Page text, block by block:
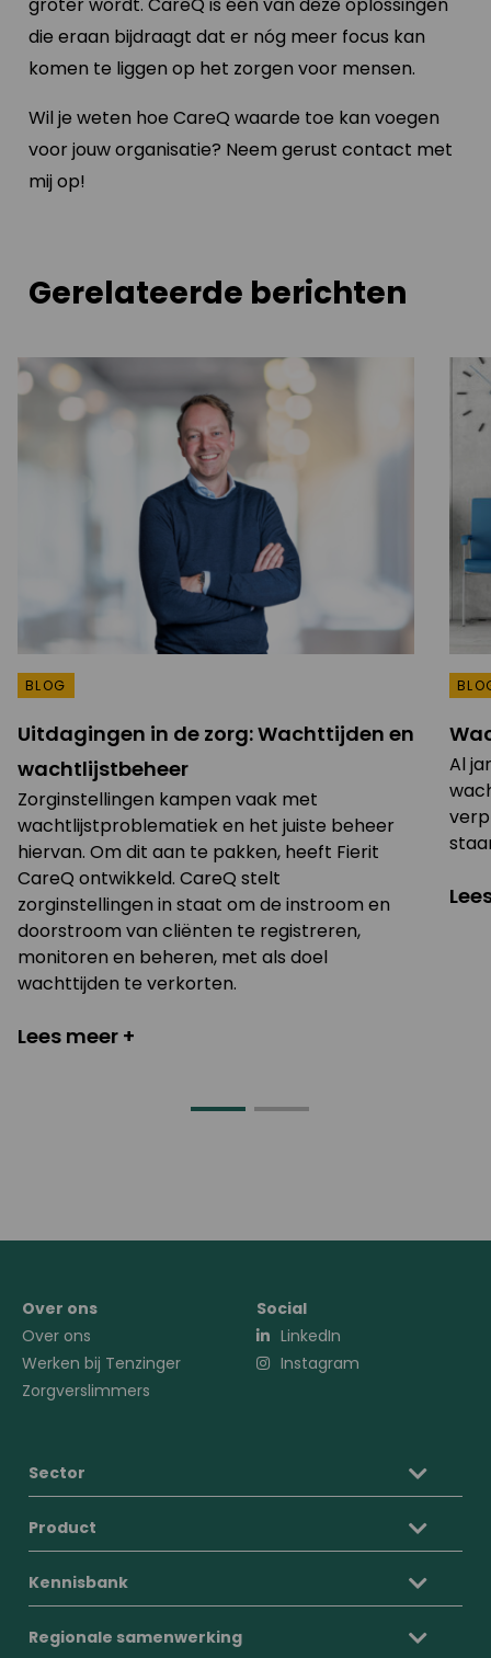
die eraan bijdraagt dat er nóg meer focus kan
komen te liggen op het zorgen voor mensen.
Wil je weten hoe CareQ waarde toe kan voegen
voor jouw organisatie? Neem gerust contact met
mij op!
Gerelateerde berichten
BLOG
Uitdagingen in de zorg: Wachttijden en
wachtlijstbeheer
Zorginstellingen kampen vaak met
wachtlijstproblematiek en het juiste beheer
hiervan. Om dit aan te pakken, heeft Fierit
CareQ ontwikkeld. CareQ stelt
zorginstellingen in staat om de instroom en
doorstroom van cliënten te registreren,
monitoren en beheren, met als doel
wachttijden te verkorten.
Lees meer +
Al
Go
Go
Over ons
Over ons
Werken bij Tenzinger
Zorgverslimmers
Social
LinkedIn
Instagram
Sector
Product
Kennisbank
Regionale samenwerking